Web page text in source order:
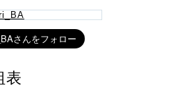
表